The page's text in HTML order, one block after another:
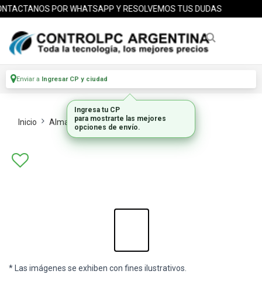
POR WHATSAPP Y RESOLVEMOS TUS DUDAS
Enviar a Ingresar CP y ciudad
Inicio Almacenamiento Hdd Externos
* Las imágenes se exhiben con fines ilustrativos.
Ingresa tu CP
para mostrarte las mejores
opciones de envío.